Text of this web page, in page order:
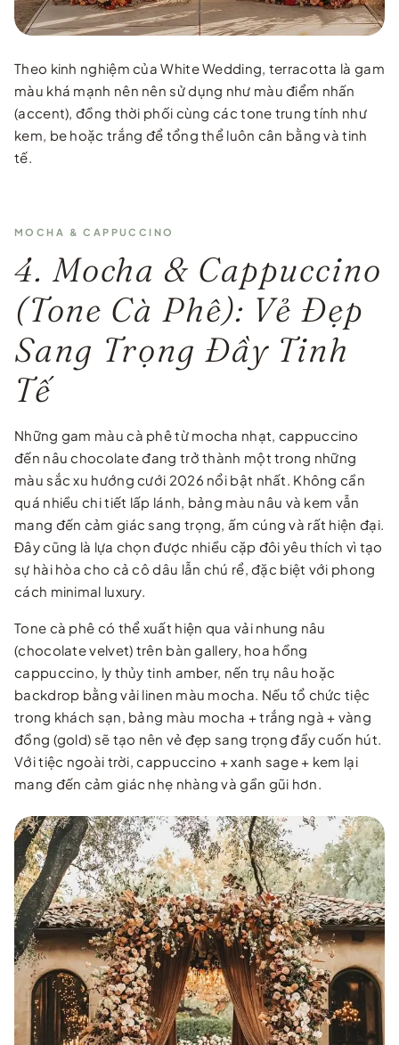
Theo kinh nghiệm của White Wedding, terracotta là gam
màu khá mạnh nên nên sử dụng như màu điểm nhấn
(accent), đồng thời phối cùng các tone trung tính như
kem, be hoặc trắng để tổng thể luôn cân bằng và tinh
tế.
MOCHA & CAPPUCCINO
4. Mocha & Cappuccino
(Tone Cà Phê): Vẻ Đẹp
Sang Trọng Đầy Tinh
Tế
Những gam màu cà phê từ mocha nhạt, cappuccino
đến nâu chocolate đang trở thành một trong những
màu sắc xu hướng cưới 2026 nổi bật nhất. Không cần
quá nhiều chi tiết lấp lánh, bảng màu nâu và kem vẫn
mang đến cảm giác sang trọng, ấm cúng và rất hiện đại.
Đây cũng là lựa chọn được nhiều cặp đôi yêu thích vì tạo
sự hài hòa cho cả cô dâu lẫn chú rể, đặc biệt với phong
cách minimal luxury.
Tone cà phê có thể xuất hiện qua vải nhung nâu
(chocolate velvet) trên bàn gallery, hoa hồng
cappuccino, ly thủy tinh amber, nến trụ nâu hoặc
backdrop bằng vải linen màu mocha. Nếu tổ chức tiệc
trong khách sạn, bảng màu mocha + trắng ngà + vàng
đồng (gold) sẽ tạo nên vẻ đẹp sang trọng đầy cuốn hút.
Với tiệc ngoài trời, cappuccino + xanh sage + kem lại
mang đến cảm giác nhẹ nhàng và gần gũi hơn.